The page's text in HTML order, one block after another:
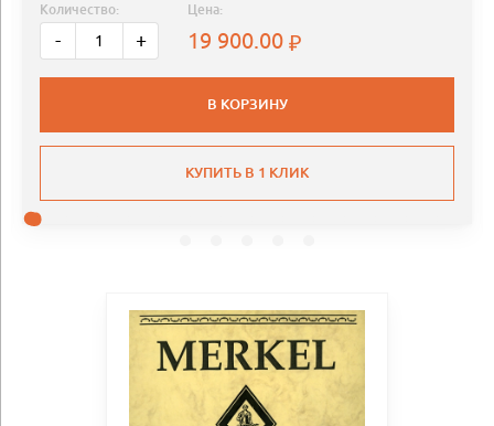
Количество:
- +
Цена:
19 900.00
В КОРЗИНУ
КУПИТЬ В 1 КЛИК